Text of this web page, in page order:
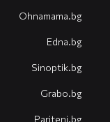
Оhnamama.bg
Edna.bg
Sinoptik.bg
Grabo.bg
Pariteni.bg